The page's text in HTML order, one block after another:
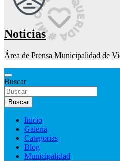
Noticias
Área de Prensa Municipalidad de
Buscar
Buscar
Inicio
Galeria
Categorias
Blog
Municipalidad